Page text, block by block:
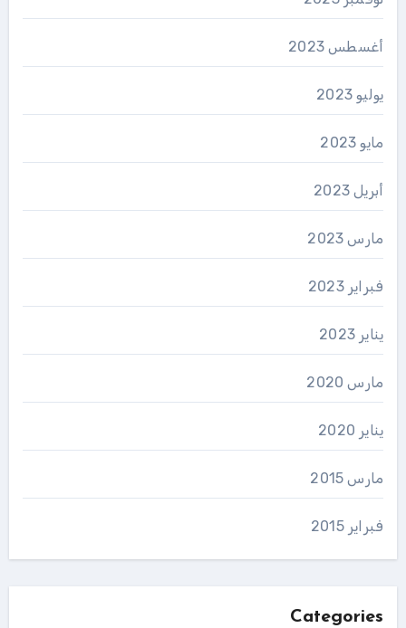
أغسطس 2023
يوليو 2023
مايو 2023
أبريل 2023
مارس 2023
فبراير 2023
يناير 2023
مارس 2020
يناير 2020
مارس 2015
فبراير 2015
Categories